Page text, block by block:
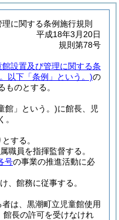
に関する条例施行規則
平成18年3月20日
規則第78号
設置及び管理に関する条
以下「条例」という。)の
ものとする。
館」という。)に館長、児
する。
職員を指揮監督する。
号の事業の推進活動に必
、館務に従事する。
は、黒潮町立児童館使用
館長の許可を受けなけれ